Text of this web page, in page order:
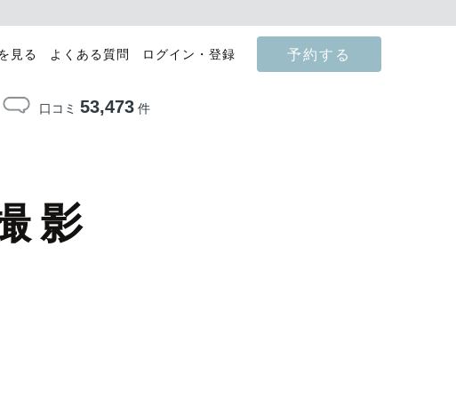
見る よくある質問 ログイン・登録 予約する
口コミ 53,473件
影